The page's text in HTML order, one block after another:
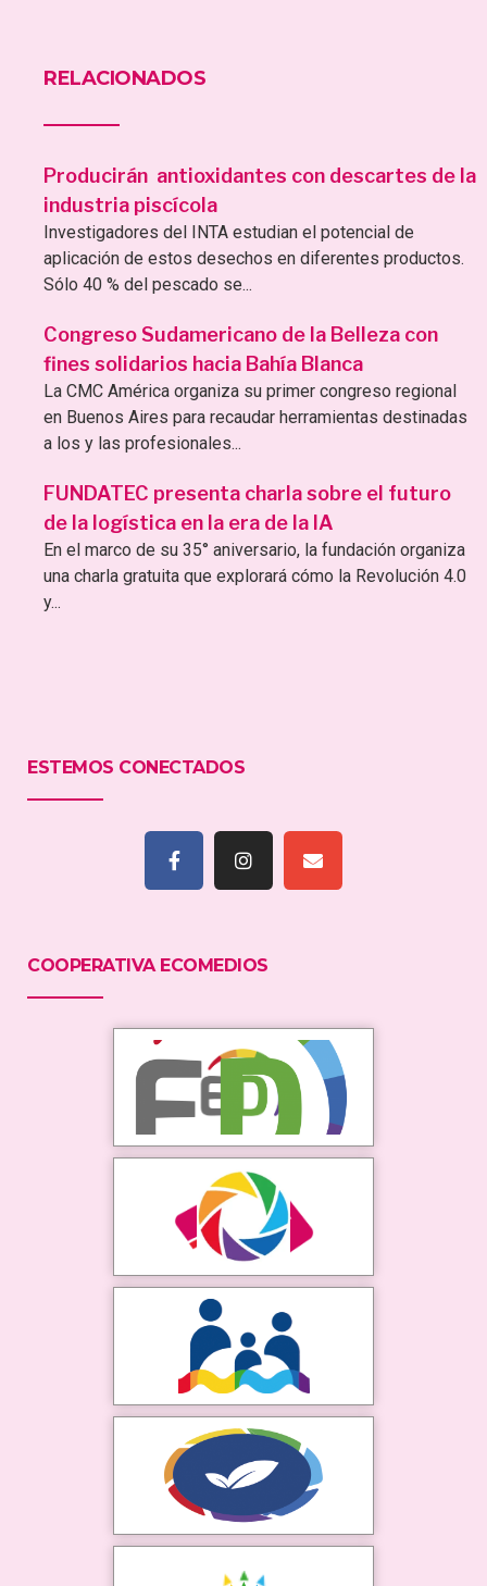
RELACIONADOS
Producirán antioxidantes con descartes de la
industria piscícola
Investigadores del INTA estudian el potencial de
aplicación de estos desechos en diferentes productos.
Sólo 40 % del pescado se...
Congreso Sudamericano de la Belleza con
fines solidarios hacia Bahía Blanca
La CMC América organiza su primer congreso regional
en Buenos Aires para recaudar herramientas destinadas
a los y las profesionales...
FUNDATEC presenta charla sobre el futuro
de la logística en la era de la IA
En el marco de su 35° aniversario, la fundación organiza
una charla gratuita que explorará cómo la Revolución 4.0
y...
ESTEMOS CONECTADOS
COOPERATIVA ECOMEDIOS